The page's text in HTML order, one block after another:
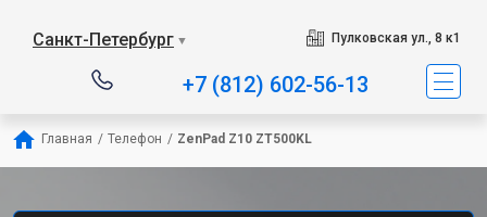
Санкт-Петербург ▼ Пулковская ул., 8 к1
+7 (812) 602-56-13
Главная / Телефон / ZenPad Z10 ZT500KL